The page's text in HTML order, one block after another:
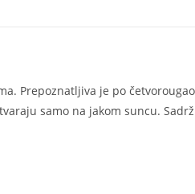
Prepoznatljiva je po
samo na jakom suncu.